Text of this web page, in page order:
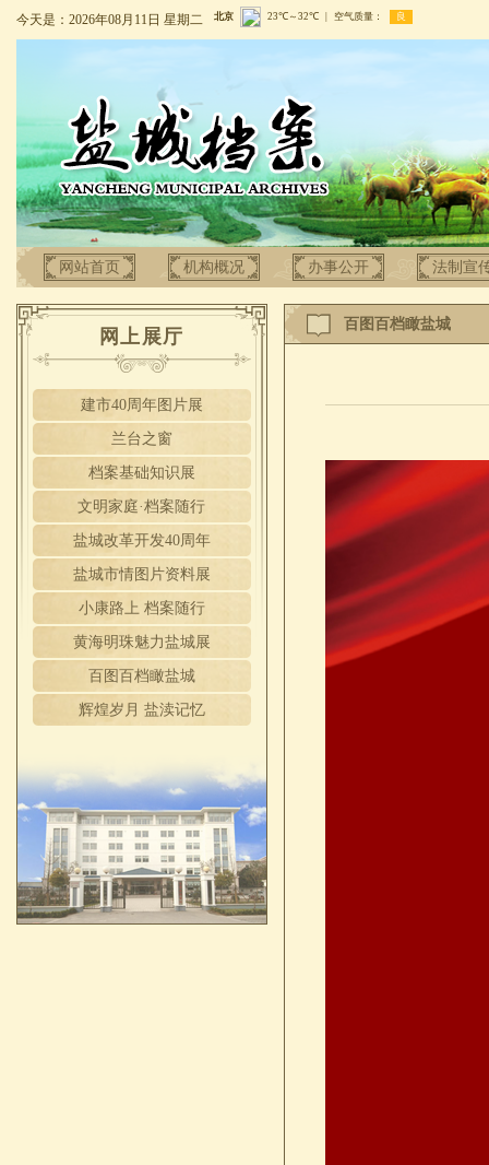
今天是：2026年08月11日 星期二
网站首页 机构概况 办事公开 法制宣
网上展厅
建市40周年图片展
兰台之窗
档案基础知识展
文明家庭·档案随行
盐城改革开发40周年
盐城市情图片资料展
小康路上 档案随行
黄海明珠魅力盐城展
百图百档瞰盐城
辉煌岁月 盐渎记忆
百图百档瞰盐城